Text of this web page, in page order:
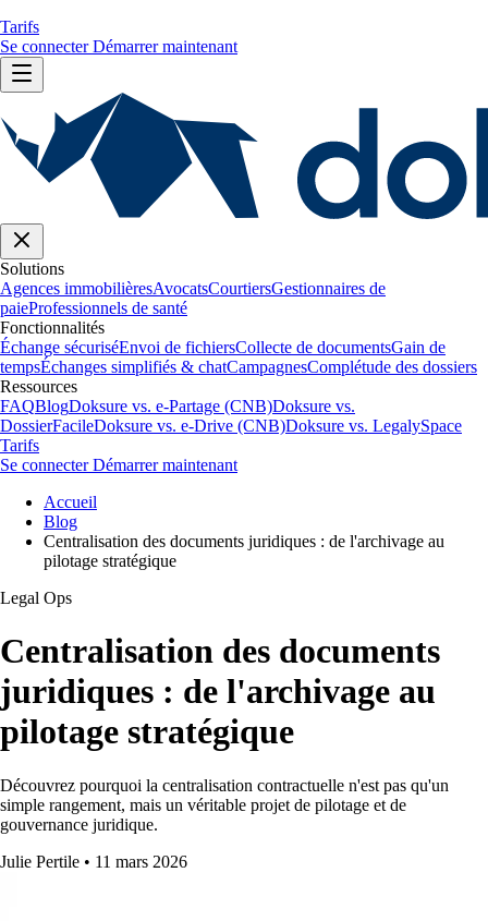
Tarifs
Se connecterDémarrer maintenant
Solutions
Agences immobilièresAvocatsCourtiersGestionnaires de
paieProfessionnels de santé
Fonctionnalités
Échange sécuriséEnvoi de fichiersCollecte de documentsGain de
tempsÉchanges simplifiés & chatCampagnesComplétude des dossiers
Ressources
FAQBlogDoksure vs. e-Partage (CNB)Doksure vs.
DossierFacileDoksure vs. e-Drive (CNB)Doksure vs. LegalySpace
Tarifs
Se connecterDémarrer maintenant
Accueil
Blog
Centralisation des documents juridiques : de l'archivage au
pilotage stratégique
Legal Ops
Centralisation des documents
juridiques : de l'archivage au
pilotage stratégique
Découvrez pourquoi la centralisation contractuelle n'est pas qu'un
simple rangement, mais un véritable projet de pilotage et de
gouvernance juridique.
Julie Pertile • 11 mars 2026